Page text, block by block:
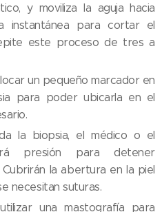
y moviliza la aguja hacia
instantánea para cortar el
este proceso de tres a
un pequeño marcador en
para poder ubicarla en el
la biopsia, el médico o el
presión para detener
Cubrirán la abertura en la piel
necesitan suturas.
una mastografía para